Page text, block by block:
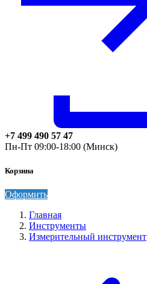
+7 499 490 57 47
Пн-Пт 09:00-18:00 (Минск)
Корзина
Оформить
Главная
Инструменты
Измерительный инструмент